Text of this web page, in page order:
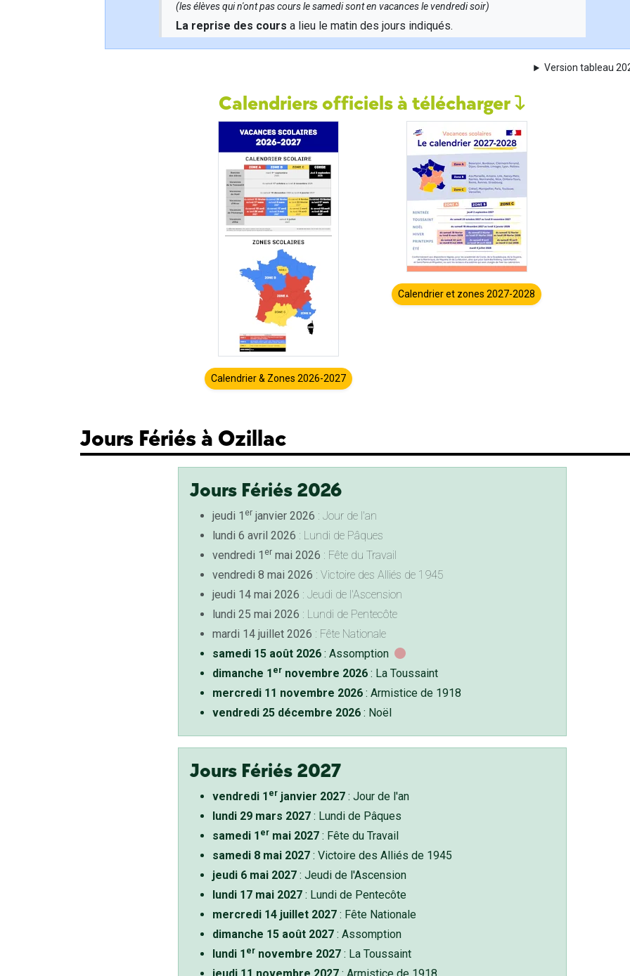
(les élèves qui n'ont pas cours le samedi sont en vacances le vendredi soir)
La reprise des cours a lieu le matin des jours indiqués.
Version tableau
Calendriers officiels à télécharger
Calendrier & Zones 2026-2027
Calendrier et zones 2027-2028
Jours Fériés à Ozillac
Jours Fériés 2026
jeudi 1 erjanvier 2026 : Jour de l'an
lundi 6 avril 2026 : Lundi de Pâques
vendredi 1 ermai 2026 : Fête du Travail
vendredi 8 mai 2026 : Victoire des Alliés de 1945
jeudi 14 mai 2026 : Jeudi de l'Ascension
lundi 25 mai 2026 : Lundi de Pentecôte
mardi 14 juillet 2026 : Fête Nationale
samedi 15 août 2026: Assomption
dimanche 1 ernovembre 2026: La Toussaint
mercredi 11 novembre 2026: Armistice de 1918
vendredi 25 décembre 2026: Noël
Jours Fériés 2027
vendredi 1 erjanvier 2027: Jour de l'an
lundi 29 mars 2027: Lundi de Pâques
samedi 1 ermai 2027: Fête du Travail
samedi 8 mai 2027: Victoire des Alliés de 1945
jeudi 6 mai 2027: Jeudi de l'Ascension
lundi 17 mai 2027: Lundi de Pentecôte
mercredi 14 juillet 2027: Fête Nationale
dimanche 15 août 2027: Assomption
lundi 1 ernovembre 2027: La Toussaint
jeudi 11 novembre 2027: Armistice de 1918